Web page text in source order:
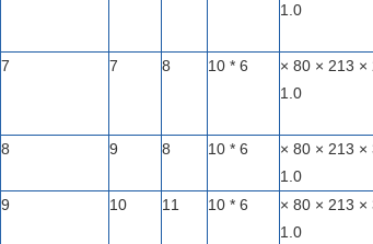
1.0
275 × 213 × 80 ×
1.0
6 * 10
8
7
7
311 × 213 × 80 ×
1.0
6 * 10
8
9
8
347 × 213 × 80 ×
1.0
6 * 10
11
10
9